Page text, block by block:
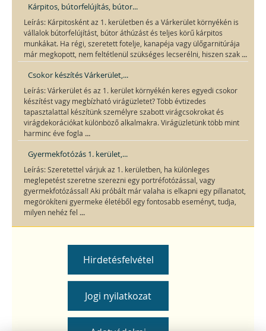
Kárpitos, bútorfelújítás, bútor...
Leírás: Kárpitosként az 1. kerületben és a Várkerület környékén is
vállalok bútorfelújítást, bútor áthúzást és teljes körű kárpitos
munkákat. Ha régi, szeretett fotelje, kanapéja vagy ülőgarnitúrája
már megkopott, nem feltétlenül szükséges lecserélni, hiszen szak ...
Csokor készítés Várkerület,...
Leírás: Várkerület és az 1. kerület környékén keres egyedi csokor
készítést vagy megbízható virágüzletet? Több évtizedes
tapasztalattal készítünk személyre szabott virágcsokrokat és
virágdekorációkat különböző alkalmakra. Virágüzletünk több mint
harminc éve fogla ...
Gyermekfotózás 1. kerület,...
Leírás: Szeretettel várjuk az 1. kerületben, ha különleges
meglepetést szeretne szerezni egy portréfotózással, vagy
gyermekfotózással! Aki próbált már valaha is elkapni egy pillanatot,
megörökíteni gyermeke életéből egy fontosabb eseményt, tudja,
milyen nehéz fel ...
Hirdetésfelvétel
Jogi nyilatkozat